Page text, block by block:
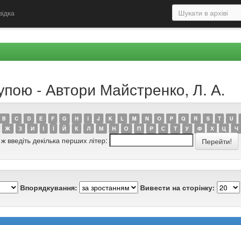
- Автори Майстренко, Л. А.
B C D E F G H I J K L M N O P Q R S T U
Ж З И І Ї Й К Л М Н О П Р С Т У Ф Х Ц Ч
введіть декілька перших літер:
Впорядкування: Вивести на сторінку: